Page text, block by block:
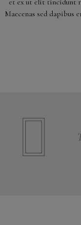
et ex ut elit tincidunt
Maecenas sed